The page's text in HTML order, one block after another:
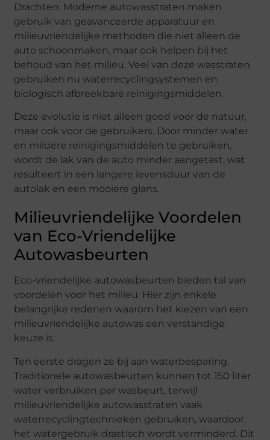
Drachten. Moderne autowasstraten maken
gebruik van geavanceerde apparatuur en
milieuvriendelijke methoden die niet alleen de
auto schoonmaken, maar ook helpen bij het
behoud van het milieu. Veel van deze wasstraten
gebruiken nu waterrecyclingsystemen en
biologisch afbreekbare reinigingsmiddelen.
Deze evolutie is niet alleen goed voor de natuur,
maar ook voor de gebruikers. Door minder water
en mildere reinigingsmiddelen te gebruiken,
wordt de lak van de auto minder aangetast, wat
resulteert in een langere levensduur van de
autolak en een mooiere glans.
Milieuvriendelijke Voordelen
van Eco-Vriendelijke
Autowasbeurten
Eco-vriendelijke autowasbeurten bieden tal van
voordelen voor het milieu. Hier zijn enkele
belangrijke redenen waarom het kiezen van een
milieuvriendelijke autowas een verstandige
keuze is:
Ten eerste dragen ze bij aan waterbesparing.
Traditionele autowasbeurten kunnen tot 150 liter
water verbruiken per wasbeurt, terwijl
milieuvriendelijke autowasstraten vaak
waterrecyclingtechnieken gebruiken, waardoor
het watergebruik drastisch wordt verminderd. Dit